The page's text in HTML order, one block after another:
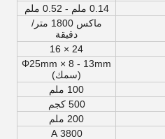
0.14 ملم - 0.52 ملم
ماكس 1800 متر/
دقيقة
24 × 16
Φ25mm × 8 - 13mm
(سمك)
100 ملم
500 كجم
200 ملم
3800 A